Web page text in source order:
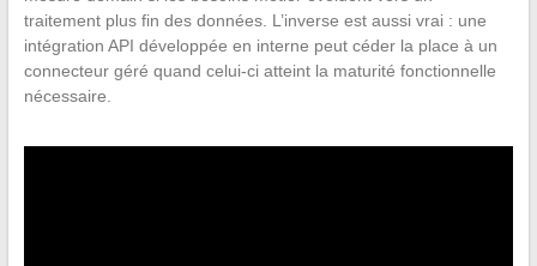
traitement plus fin des données. L’inverse est aussi vrai : une
intégration API développée en interne peut céder la place à un
connecteur géré quand celui-ci atteint la maturité fonctionnelle
nécessaire.